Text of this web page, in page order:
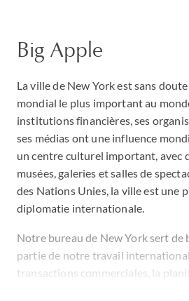
Big Apple
La ville de New York est sans
mondial le plus important au
institutions financières, ses
ses médias ont une influence
un centre culturel important, avec
musées, galeries et salles de
des Nations Unies, la ville est une
diplomatie internationale.
Notre bureau de New York sert de
partie de notre travail
transactions commerciales, la